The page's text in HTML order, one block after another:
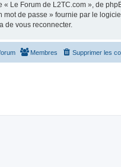
Le Forum de L2TC.com », de
de passe » fournie par le
de vous reconnecter.
Supprimer les
Membres